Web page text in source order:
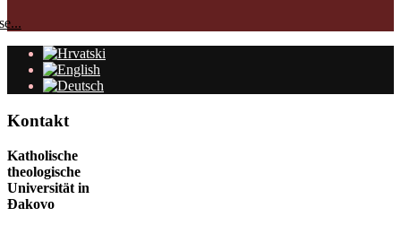
Kontakt
Katholische
theologische
Universität in
Đakovo